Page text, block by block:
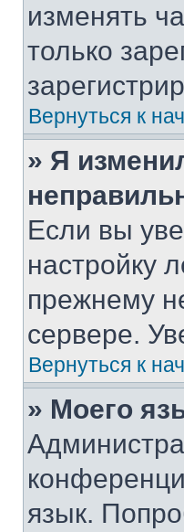
изменять
только
Вернуться к
» Я
Если вы
настройку
прежнему
сервере.
Вернуться к
» Моего
язык.